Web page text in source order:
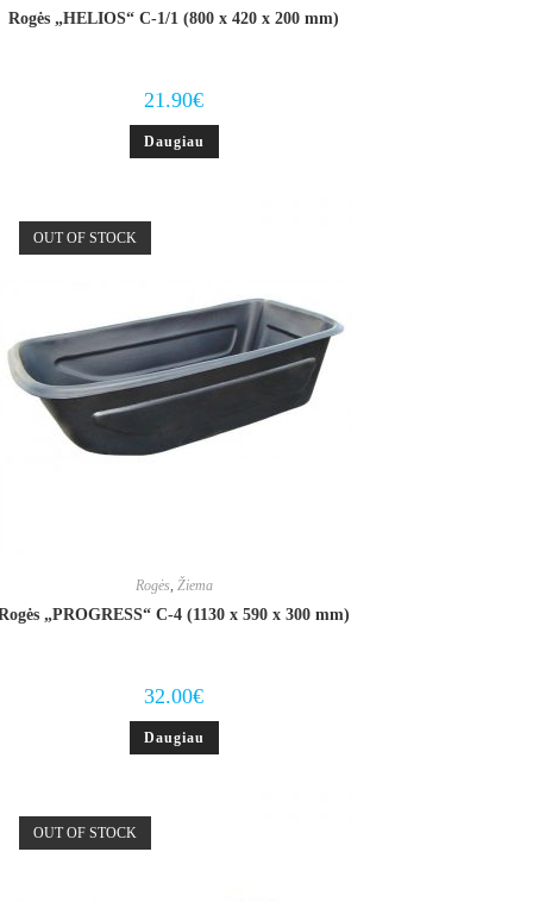
Rogės „HELIOS“ С-1/1 (800 х 420 х 200 mm)
21.90€
Daugiau
OUT OF STOCK
Rogės Žiema
„PROGRESS“ С-4 (1130 х 590 х 300 mm)
32.00€
Daugiau
OUT OF STOCK